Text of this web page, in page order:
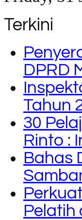
Terkini
DPRD
Tahun
30
Rinto :
Bahas
Pelatih